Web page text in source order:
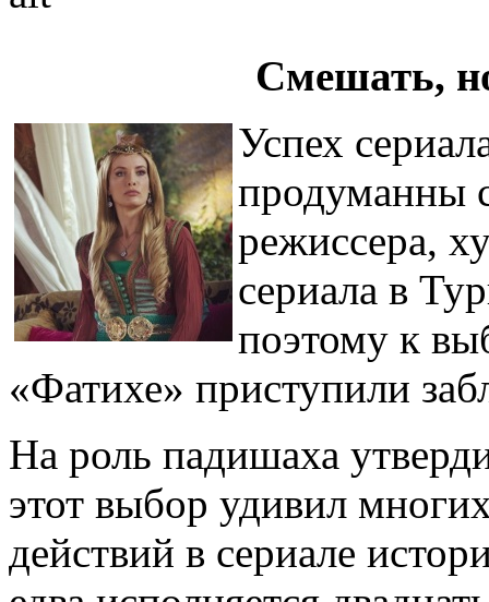
Смешать,
Успех
продуманны
режиссера,
сериала в
поэтому к
«Фатихе» приступили
На роль падишаха
этот выбор удивил
действий в сериале